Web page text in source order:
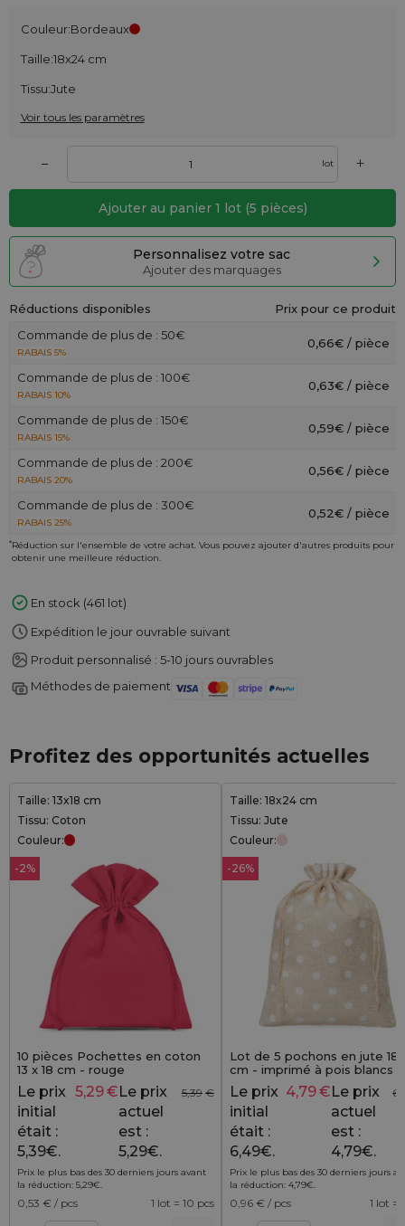
Couleur:Bordeaux
Taille:18x24 cm
Tissu:Jute
Voir tous les paramètres
– lot +
Ajouter au panier 1 lot (5 pièces)
Personnalisez votre sac
Ajouter des marquages
Réductions disponibles
Prix pour ce produit
Commande de plus de : 50€
RABAIS 5%
0,66€ / pièce
Commande de plus de : 100€
RABAIS 10%
0,63€ / pièce
Commande de plus de : 150€
RABAIS 15%
0,59€ / pièce
Commande de plus de : 200€
RABAIS 20%
0,56€ / pièce
Commande de plus de : 300€
RABAIS 25%
0,52€ / pièce
*Réduction sur l'ensemble de votre achat. Vous pouvez ajouter d'autres produits pour
obtenir une meilleure réduction.
En stock (461 lot)
Expédition le jour ouvrable suivant
Produit personnalisé : 5-10 jours ouvrables
Méthodes de paiement
Profitez des opportunités actuelles
Taille: 13x18 cm
Tissu: Coton
Couleur:
-2%
10 pièces Pochettes en coton
13 x 18 cm - rouge
5,39 €
Le prix
initial
était :
5,39€.
5,29€Le prix
actuel
est :
5,29€.
Prix le plus bas des 30 derniers jours avant
la réduction: 5,29€.
0,53 € / pcs 1 lot = 10 pcs
Taille: 18x24 cm
Tissu: Jute
Couleur:
-26%
Lot de 5 pochons en jute
cm - imprimé à pois blancs
finition décorative
Le prix
initial
était :
6,49€.
4,79€Le prix
actuel
est :
4,79€.
Prix le plus bas des 30 derniers jours
la réduction: 4,79€.
0,96 € / pcs 1 lot =